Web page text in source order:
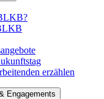
erzählen
Engagements